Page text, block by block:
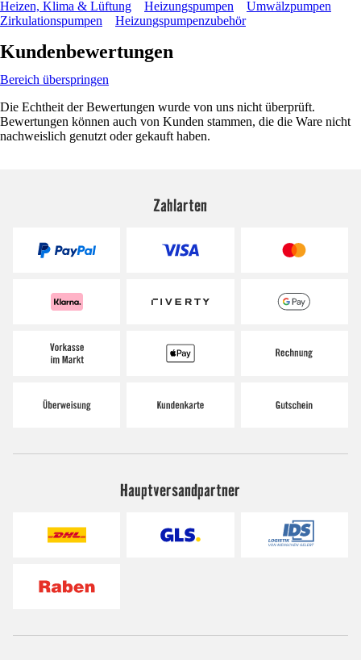
Heizen, Klima & Lüftung Heizungspumpen
Umwälzpumpen
Zirkulationspumpen
Heizungspumpenzubehör
Kundenbewertungen
Bereich überspringen
Die Echtheit der Bewertungen wurde von uns nicht überprüft.
Bewertungen können auch von Kunden stammen, die die Ware nicht
nachweislich genutzt oder gekauft haben.
Zahlarten
Hauptversandpartner